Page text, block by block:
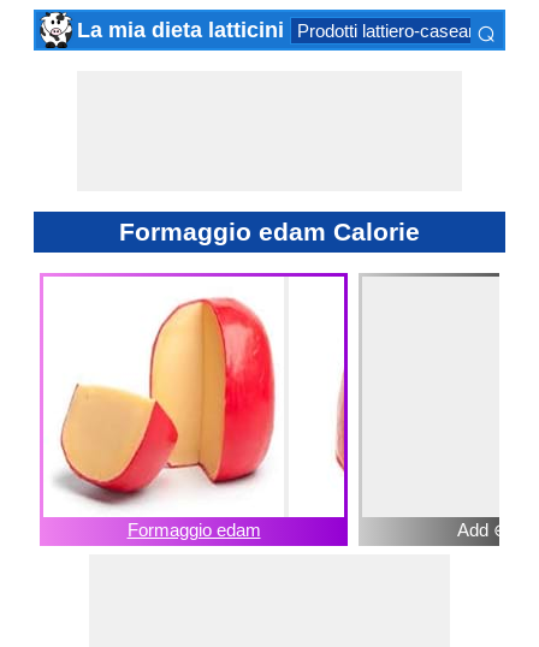
La mia dieta latticini Prodotti lattiero-caseari⌕
Formaggio edam Calorie
Formaggio edam Add ⊕